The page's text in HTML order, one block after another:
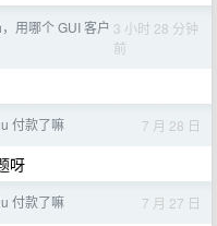
用哪个 GUI 客户 3 小时 28 分钟
前
付款了嘛 7 月 28 日
呀
付款了嘛 7 月 27 日